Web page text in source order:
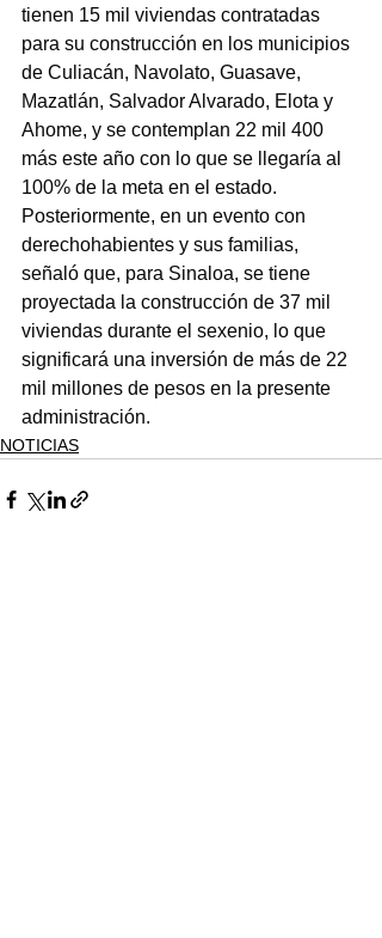
tienen 15 mil viviendas contratadas
para su construcción en los municipios
de Culiacán, Navolato, Guasave,
Mazatlán, Salvador Alvarado, Elota y
Ahome, y se contemplan 22 mil 400
más este año con lo que se llegaría al
100% de la meta en el estado.
Posteriormente, en un evento con
derechohabientes y sus familias,
señaló que, para Sinaloa, se tiene
proyectada la construcción de 37 mil
viviendas durante el sexenio, lo que
significará una inversión de más de 22
mil millones de pesos en la presente
administración.
NOTICIAS